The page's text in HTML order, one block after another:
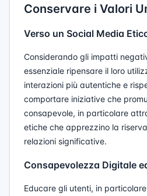
Conservare i Valori
Verso un Social Media
Considerando gli impatti
essenziale ripensare il loro
interazioni più autentiche e
comportare iniziative che
consapevole, in particolare
etiche che apprezzino la
relazioni significative.
Consapevolezza Digitale
Educare gli utenti, in